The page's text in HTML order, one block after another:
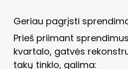
Geriau pagrįsti
Prieš priimant
kvartalo, gatvės
takų tinklo, galima: